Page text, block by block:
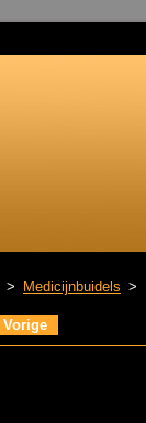
> Medicijnbuidels >
Vorige